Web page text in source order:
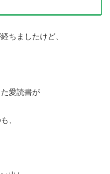
ちましたけど、
愛読書が
、